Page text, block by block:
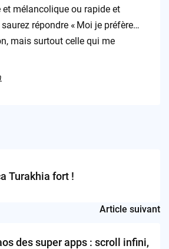
et mélancolique ou rapide et
répondre « Moi je préfère…
mais surtout celle qui me
Turakhia fort !
Article suivant
des super apps : scroll infini,